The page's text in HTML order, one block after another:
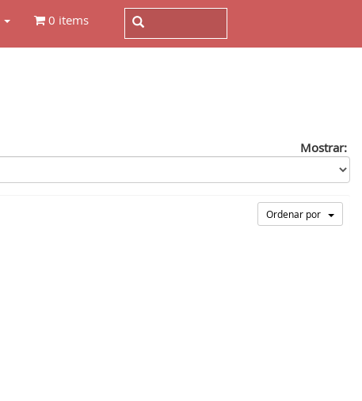
0 items
Mostrar:
Ordenar por